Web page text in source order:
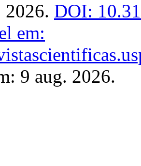
2026. DOI:
em:
9 aug. 2026.